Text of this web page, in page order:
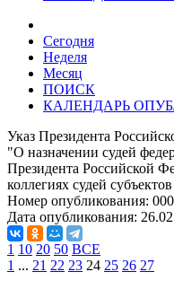
Сегодня
Неделя
Месяц
ПОИСК
КАЛЕНДАРЬ
Указ Президента
"О назначении судей
Президента Российской
коллегиях судей
Номер опубликования:
Дата опубликования:
1 10 20 50 ВСЕ
1 ... 21 22 23 24 25 26 27